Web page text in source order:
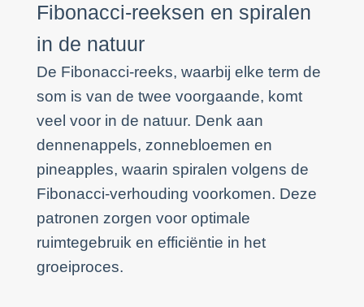
Fibonacci-reeksen en spiralen
in de natuur
De Fibonacci-reeks, waarbij elke term de
som is van de twee voorgaande, komt
veel voor in de natuur. Denk aan
dennenappels, zonnebloemen en
pineapples, waarin spiralen volgens de
Fibonacci-verhouding voorkomen. Deze
patronen zorgen voor optimale
ruimtegebruik en efficiëntie in het
groeiproces.